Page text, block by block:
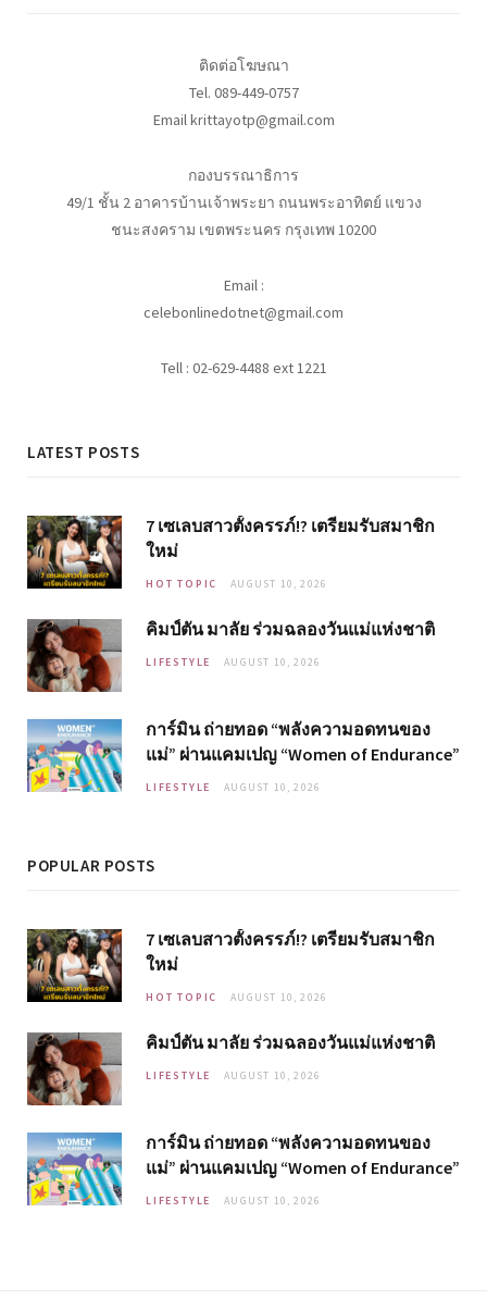
ติดต่อโฆษณา
Tel. 089-449-0757
Email krittayotp@gmail.com
กองบรรณาธิการ
49/1 ชั้น 2 อาคารบ้านเจ้าพระยา ถนนพระอาทิตย์ แขวง
ชนะสงคราม เขตพระนคร กรุงเทพ 10200
Email :
celebonlinedotnet@gmail.com
Tell : 02-629-4488 ext 1221
LATEST POSTS
7 เซเลบสาวตั้งครรภ์!? เตรียมรับสมาชิก
ใหม่
HOT TOPIC AUGUST 10, 2026
คิมป์ตัน มาลัย ร่วมฉลองวันแม่แห่งชาติ
LIFESTYLE AUGUST 10, 2026
การ์มิน ถ่ายทอด “พลังความอดทนของ
แม่” ผ่านแคมเปญ “Women of Endurance”
LIFESTYLE AUGUST 10, 2026
POPULAR POSTS
7 เซเลบสาวตั้งครรภ์!? เตรียมรับสมาชิก
ใหม่
HOT TOPIC AUGUST 10, 2026
คิมป์ตัน มาลัย ร่วมฉลองวันแม่แห่งชาติ
LIFESTYLE AUGUST 10, 2026
การ์มิน ถ่ายทอด “พลังความอดทนของ
แม่” ผ่านแคมเปญ “Women of Endurance”
LIFESTYLE AUGUST 10, 2026